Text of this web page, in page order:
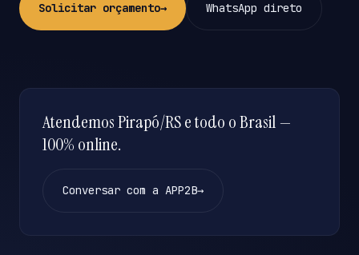
Solicitar orçamento→ WhatsApp direto
Atendemos Pirapó/RS e todo o Brasil —
100% online.
Conversar com a APP2B→